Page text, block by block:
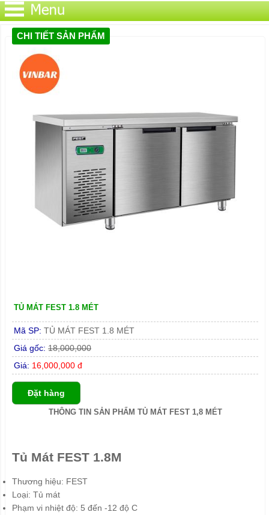
CHI TIẾT SẢN PHẨM
TỦ MÁT FEST 1.8 MÉT
Mã SP: TỦ MÁT FEST 1.8 MÉT
Giá gốc: 18,000,000
Giá: 16,000,000 đ
Đặt hàng
THÔNG TIN SẢN PHẨM TỦ MÁT FEST 1,8 MÉT
Tủ Mát FEST 1.8M
Thương hiệu: FEST
Loại: Tủ mát
Phạm vi nhiệt độ: 5 đến -12 độ C